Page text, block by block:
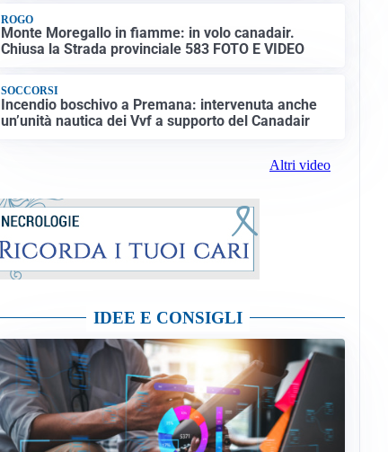
ROGO
Monte Moregallo in fiamme: in volo canadair.
Chiusa la Strada provinciale 583 FOTO E VIDEO
SOCCORSI
Incendio boschivo a Premana: intervenuta anche
un’unità nautica dei Vvf a supporto del Canadair
Altri video
IDEE E CONSIGLI